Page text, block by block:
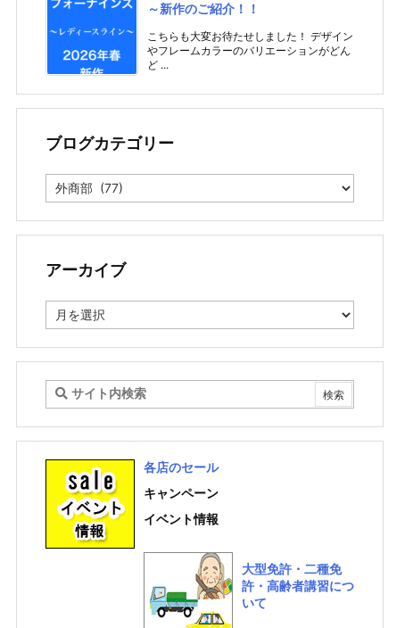
～新作のご紹介！！
こちらも大変お待たせしました！ デザイン
やフレームカラーのバリエーションがどん
ど ...
ブログカテゴリー
ロ
カ
ゴ
ー
アーカイブ
ー
イ
各店のセール
キャンペーン
イベント情報
大型免許・二種免
許・高齢者講習につ
いて